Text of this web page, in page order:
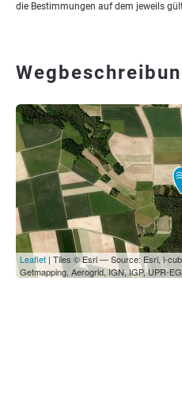
die Bestimmungen auf dem jeweils
Leaflet | Tiles © Esri — Source: Esri, i-
Getmapping, Aerogrid, IGN, IGP, UPR-